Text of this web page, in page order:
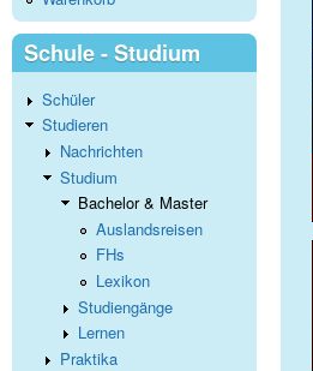
Schule - Studium
Schüler
Studieren
Nachrichten
Studium
Bachelor & Master
Auslandsreisen
FHs
Lexikon
Studiengänge
Lernen
Praktika